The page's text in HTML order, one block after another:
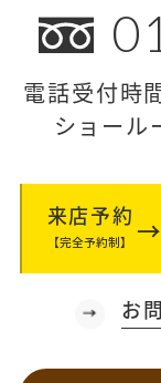
電話受付時
ショー
来店予約
【完全予約制】
お